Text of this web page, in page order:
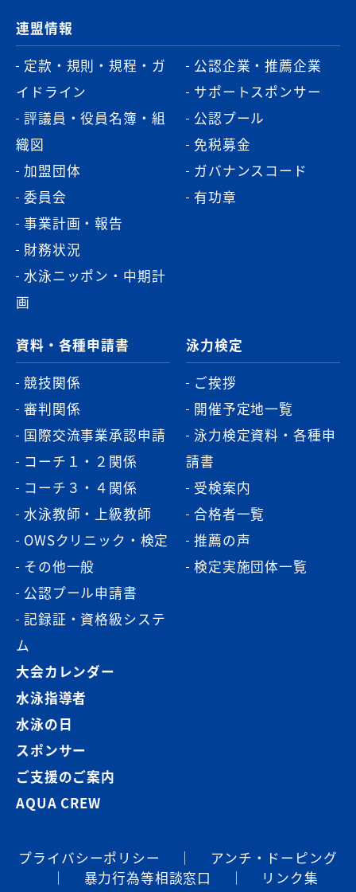
連盟情報
定款・規則・規程・ガ
イドライン
評議員・役員名簿・組
織図
加盟団体
委員会
事業計画・報告
財務状況
水泳ニッポン・中期計
画
公認企業・推薦企業
サポートスポンサー
公認プール
免税募金
ガバナンスコード
有功章
資料・各種申請書
競技関係
審判関係
国際交流事業承認申請
コーチ１・２関係
コーチ３・４関係
水泳教師・上級教師
OWSクリニック・検定
その他一般
公認プール申請書
記録証・資格級システ
ム
泳力検定
ご挨拶
開催予定地一覧
泳力検定資料・各種申
請書
受検案内
合格者一覧
推薦の声
検定実施団体一覧
大会カレンダー
水泳指導者
水泳の日
スポンサー
ご支援のご案内
AQUA CREW
プライバシーポリシー ｜
アンチ・ドーピング
｜
暴⼒⾏為等相談窓⼝ ｜ リンク集